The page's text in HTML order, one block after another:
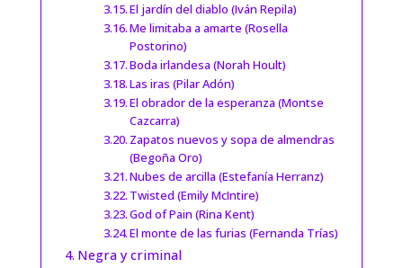
El jardín del diablo (Iván Repila)
Me limitaba a amarte (Rosella
Postorino)
Boda irlandesa (Norah Hoult)
Las iras (Pilar Adón)
El obrador de la esperanza (Montse
Cazcarra)
Zapatos nuevos y sopa de almendras
(Begoña Oro)
Nubes de arcilla (Estefanía Herranz)
Twisted (Emily McIntire)
God of Pain (Rina Kent)
El monte de las furias (Fernanda Trías)
Negra y criminal